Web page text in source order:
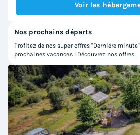
Voir les
Nos prochains départs
Profitez de nos super offres "Dernière
prochaines vacances ! Découvrez nos offres